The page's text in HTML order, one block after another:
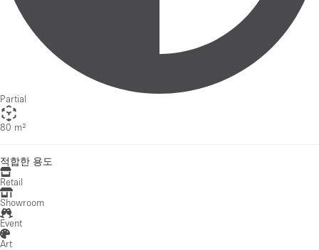
Partial
80 m²
적합한 용도
Retail
Showroom
Event
Art